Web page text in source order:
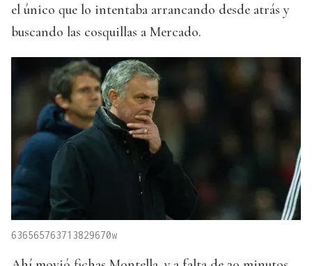
el único que lo intentaba arrancando desde atrás y
buscando las cosquillas a Mercado.
636565763713829670w